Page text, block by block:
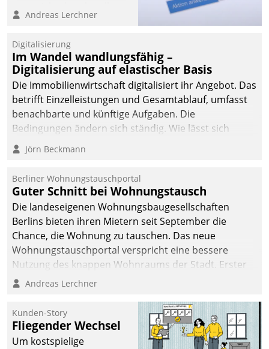
Cockpit für mobile
Datatrain. Die meravis
Wohnungsbau- und
Immobilien GmbH hat
sich dabei für den Betrieb
der Lösung über die SAP
Cloud Platform
entschieden - als erstes
Unternehmen am
Andreas Lerchner
Digitalisierung
Im Wandel wandlungsfähig –
Digitalisierung auf elastischer Basis
Die Immobilienwirtschaft digitalisiert ihr Angebot. Das
betrifft Einzelleistungen und Gesamtablauf, umfasst
benachbarte und künftige Aufgaben. Die
Bedingungen ändern sich ständig. Wie lässt sich
technisch die Kontrolle wahren und zugleich Freiraum
fürs Wachsen öffnen?
Jörn Beckmann
Berliner Wohnungstauschportal
Guter Schnitt bei Wohnungstausch
Die landeseigenen Wohnungsbaugesellschaften
Berlins bieten ihren Mietern seit September die
Chance, die Wohnung zu tauschen. Das neue
Wohnungstauschportal verspricht eine bessere
Nutzung des knappen Wohnraums der Stadt. Erster
Anwendungsfall für Datatrains Lösung API-Hub mit
Unternehmen.
Andreas Lerchner
Kunden-Story
Fliegender Wechsel
Um kostspielige